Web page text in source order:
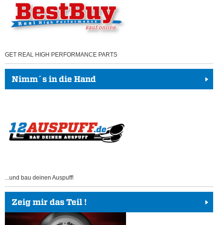
GET REAL HIGH PERFORMANCE PARTS
Nimm´s in die Hand
...und bau deinen Auspuff!
Zeig mir das Teil !